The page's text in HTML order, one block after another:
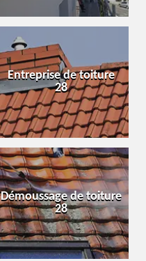
Entreprise de toiture
28
Démoussage de toiture
28